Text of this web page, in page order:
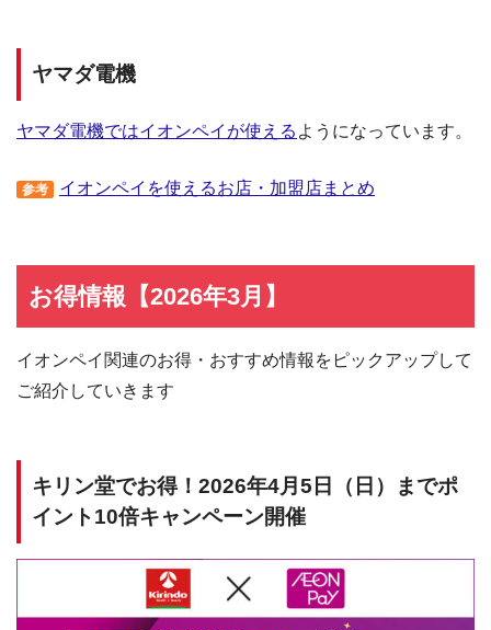
ヤマダ電機
ヤマダ電機ではイオンペイが使える ようになっています。
参考 イオンペイを使えるお店・加盟店まとめ
お得情報【2026年3月】
イオンペイ関連のお得・おすすめ情報をピックアップして
ご紹介していきます
キリン堂でお得！2026年4月5日（日）までポ
イント10倍キャンペーン開催